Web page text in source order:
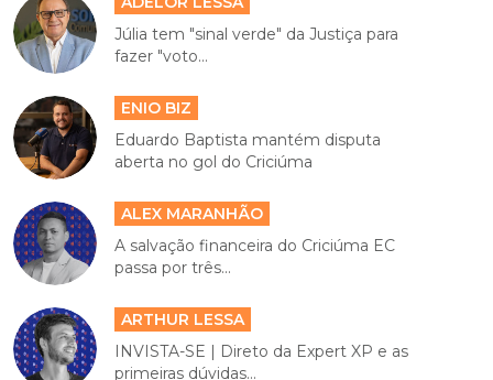
Júlia tem "sinal verde" da Justiça para
fazer "voto...
ENIO BIZ
Eduardo Baptista mantém disputa
aberta no gol do Criciúma
ALEX MARANHÃO
A salvação financeira do Criciúma EC
passa por três...
ARTHUR LESSA
INVISTA-SE | Direto da Expert XP e as
primeiras dúvidas...